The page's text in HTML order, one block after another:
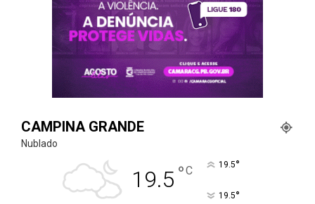
CAMPINA GRANDE
Nublado
19.5 °C 19.5°
19.5°